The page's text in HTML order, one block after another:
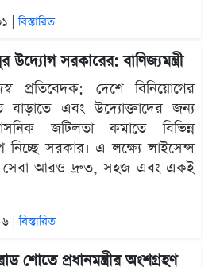
|বিস্তারিত
উদ্যোগ সরকারের: বাণিজ্যমন্ত্রী
প্রতিবেদক: দেশে বিনিয়োগের
বাড়াতে এবং উদ্যোক্তাদের জন্য
জটিলতা কমাতে বিভিন্ন
সরকার। এ লক্ষ্যে লাইসেন্স
সেবা আরও দ্রুত, সহজ এবং একই
|বিস্তারিত
শোতে প্রধানমন্ত্রীর অংশগ্রহণ